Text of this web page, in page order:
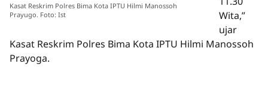
Kasat Reskrim Polres Bima Kota IPTU Hilmi Manossoh
Prayugo. Foto: Ist
Wita,”
ujar
Kasat Reskrim Polres Bima Kota IPTU Hilmi Manossoh
Prayoga.